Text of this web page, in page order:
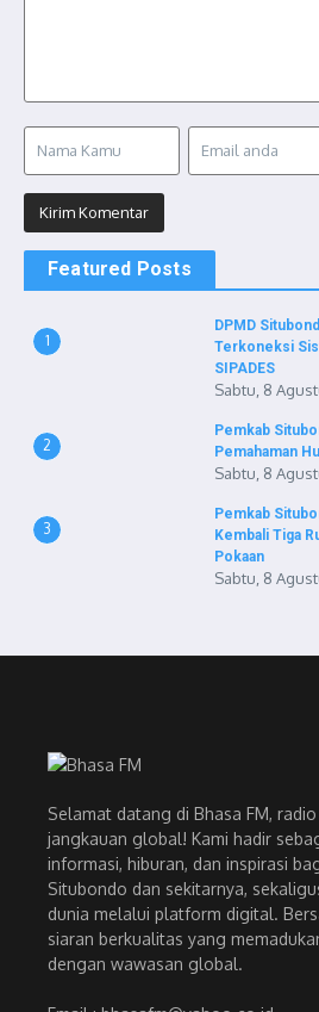
Featured Posts
1
DPMD
Terkoneksi
SIPADES
Sabtu, 8
2
Pemkab
Pemahaman
Sabtu, 8
3
Pemkab
Kembali Tiga
Pokaan
Sabtu, 8
Selamat datang di Bhasa FM,
jangkauan global! Kami hadir
informasi, hiburan, dan inspirasi
Situbondo dan sekitarnya,
dunia melalui platform digital.
siaran berkualitas yang
dengan wawasan global.